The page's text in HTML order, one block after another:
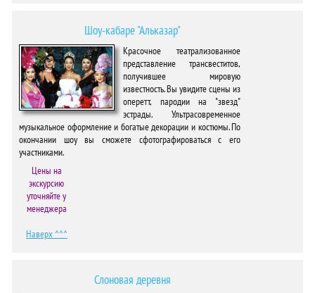
Шоу-кабаре "Альказар"
Красочное театрализованное
представление трансвеститов,
получившее мировую
известность. Вы увидите сцены из
оперетт, пародии на "звезд"
эстрады. Ультрасовременное
музыкальное оформление и богатые декорации и костюмы. По
окончании шоу вы сможете сфотографироваться с его
участниками.
Цены на
экскурсию
уточняйте у
менеджера
Наверх ^^^
Слоновая деревня